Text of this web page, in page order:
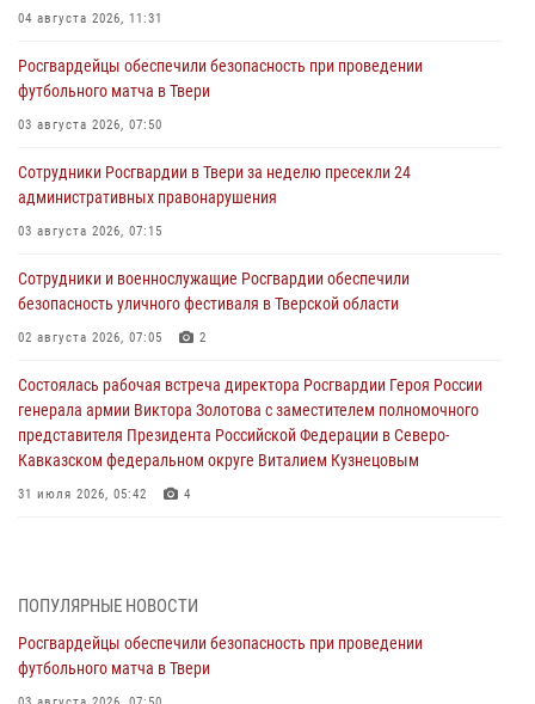
04 августа 2026, 11:31
Росгвардейцы обеспечили безопасность при проведении
футбольного матча в Твери
03 августа 2026, 07:50
Сотрудники Росгвардии в Твери за неделю пресекли 24
административных правонарушения
03 августа 2026, 07:15
Сотрудники и военнослужащие Росгвардии обеспечили
безопасность уличного фестиваля в Тверской области
02 августа 2026, 07:05 2
Состоялась рабочая встреча директора Росгвардии Героя России
генерала армии Виктора Золотова с заместителем полномочного
представителя Президента Российской Федерации в Северо-
Кавказском федеральном округе Виталием Кузнецовым
31 июля 2026, 05:42 4
28 июля 2026, 11:30 2
Сотрудники вневедомственной охраны совершили 250 выездов и
пресекли 20 правонарушений за неделю в Тверской области
ПОПУЛЯРНЫЕ НОВОСТИ
Росгвардейцы обеспечили безопасность при проведении
футбольного матча в Твери